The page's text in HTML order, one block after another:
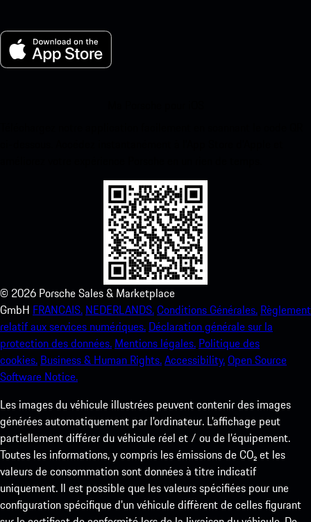
© 2026 Porsche Sales & Marketplace
GmbH FRANCAIS. NEDERLANDS.Conditions Générales. Règlement
relatif aux services numériques. Déclaration générale sur la
protection des données. Mentions légales. Politique des
cookies. Business & Human Rights.Accessibility.Open Source
Software Notice.
Les images du véhicule illustrées peuvent contenir des images
générées automatiquement par l’ordinateur. L’affichage peut
partiellement différer du véhicule réel et / ou de l’équipement.
Toutes les informations, y compris les émissions de CO₂ et les
valeurs de consommation sont données à titre indicatif
uniquement. Il est possible que les valeurs spécifiées pour une
configuration spécifique d'un véhicule diffèrent de celles figurant